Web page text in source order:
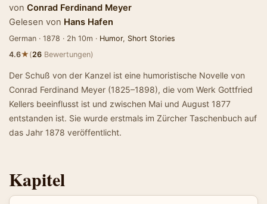
von Conrad Ferdinand Meyer
Gelesen von Hans Hafen
German · 1878 · 2h 10m · Humor, Short Stories
4.6★(26 Bewertungen)
Der Schuß von der Kanzel ist eine humoristische Novelle von
Conrad Ferdinand Meyer (1825–1898), die vom Werk Gottfried
Kellers beeinflusst ist und zwischen Mai und August 1877
entstanden ist. Sie wurde erstmals im Zürcher Taschenbuch auf
das Jahr 1878 veröffentlicht.
Kapitel